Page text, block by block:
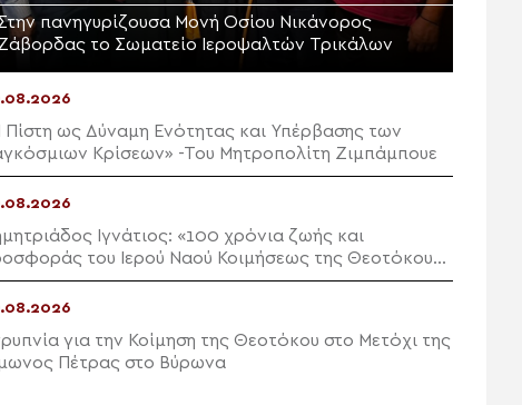
πανηγυρίζουσα Μονή Οσίου Νικάνορος
το Σωματείο Ιεροψαλτών Τρικάλων
Πίστη ως Δύναμη Ενότητας και Υπέρβασης των
Κρίσεων» -Του Μητροπολίτη Ζιμπάμπουε
Ιγνάτιος: «100 χρόνια ζωής και
του Ιερού Ναού Κοιμήσεως της Θεοτόκου
για την Κοίμηση της Θεοτόκου στο Μετόχι της
Πέτρας στο Βύρωνα